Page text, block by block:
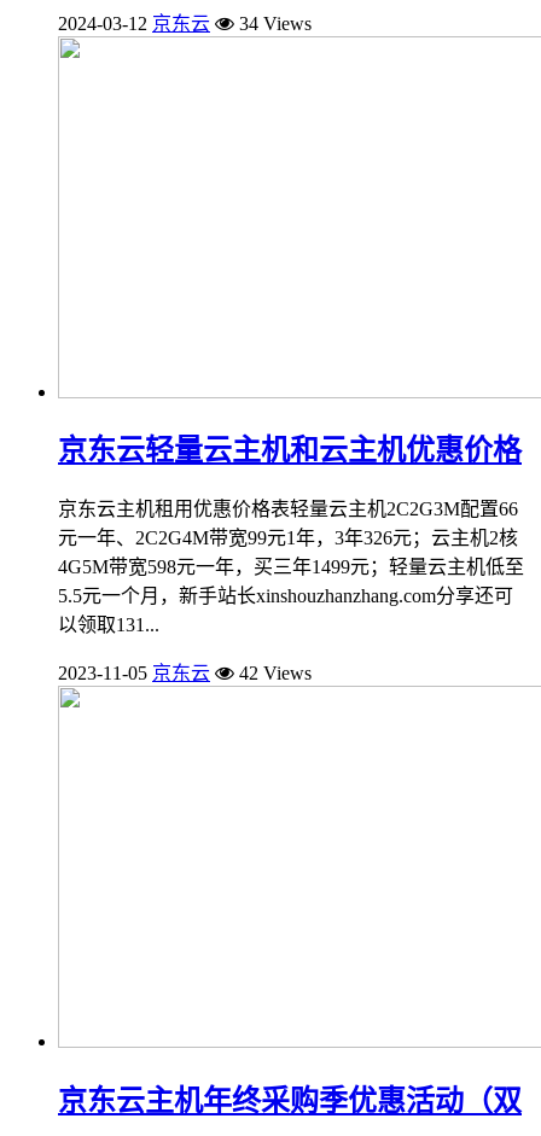
2024-03-12 京东云 34 Views
京东云轻量云主机和云主机优惠价格
京东云主机租用优惠价格表轻量云主机2C2G3M配置66
元一年、2C2G4M带宽99元1年，3年326元；云主机2核
4G5M带宽598元一年，买三年1499元；轻量云主机低至
5.5元一个月，新手站长xinshouzhanzhang.com分享还可
以领取131...
2023-11-05 京东云 42 Views
京东云主机年终采购季优惠活动（双